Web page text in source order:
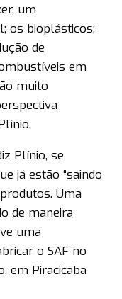
um
os bioplásticos;
de
em
muito
Plínio, se
já estão “saindo
Uma
de maneira
uma
o SAF no
em Piracicaba